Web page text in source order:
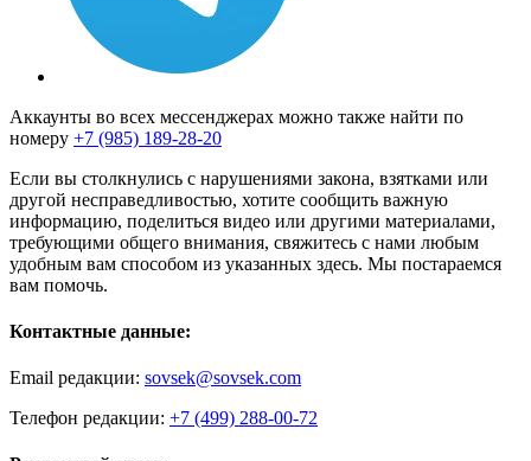
Аккаунты во всех мессенджерах можно также найти по
номеру +7 (985) 189-28-20
Если вы столкнулись с нарушениями закона, взятками или
другой несправедливостью, хотите сообщить важную
информацию, поделиться видео или другими материалами,
требующими общего внимания, свяжитесь с нами любым
удобным вам способом из указанных здесь. Мы постараемся
вам помочь.
Контактные данные:
Email редакции: sovsek@sovsek.com
Телефон редакции: +7 (499) 288-00-72